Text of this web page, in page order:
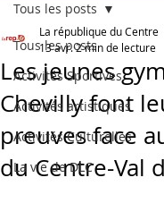
Tous les posts
Activités Sportives
Activités artistiques
Activités Culturelles
La vie de DLC
Tous les posts
Les jeunes
Chevilly font
preuves face
du Centre-Val
La république du Centre
13 avr.2 min de lecture